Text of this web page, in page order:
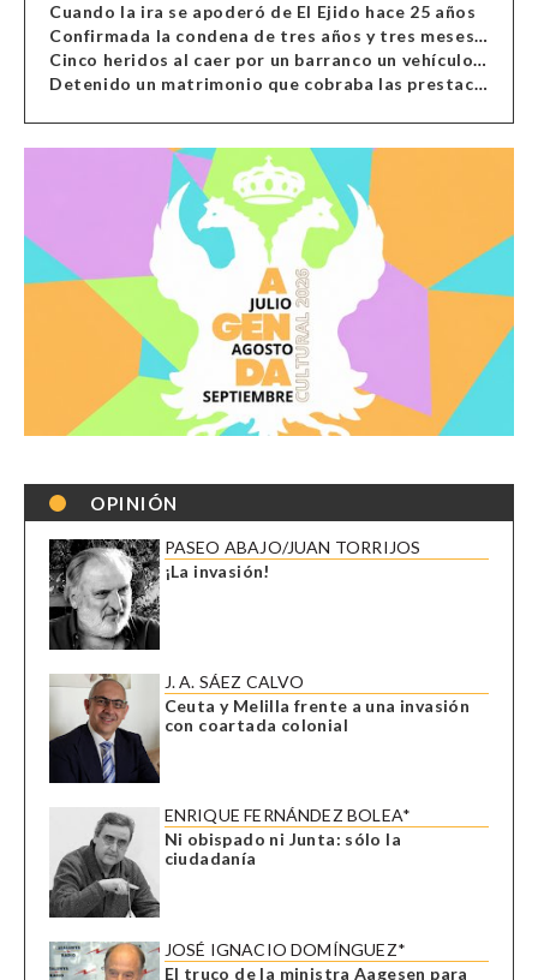
Cuando la ira se apoderó de El Ejido hace 25 años
Confirmada la condena de tres años y tres meses al hombre de Antas acusado de xenofobia
Cinco heridos al caer por un barranco un vehículo en Alcolea
Detenido un matrimonio que cobraba las prestaciones de ilegales en Almería, Granada, Málaga, Huelva y Murcia
OPINIÓN
PASEO ABAJO/JUAN TORRIJOS
¡La invasión!
J. A. SÁEZ CALVO
Ceuta y Melilla frente a una invasión
con coartada colonial
ENRIQUE FERNÁNDEZ BOLEA*
Ni obispado ni Junta: sólo la
ciudadanía
JOSÉ IGNACIO DOMÍNGUEZ*
El truco de la ministra Aagesen para